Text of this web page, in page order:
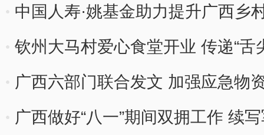
中国人寿·姚基金助力提升广西乡
钦州大马村爱心食堂开业 传递“舌
广西六部门联合发文 加强应急物
广西做好“八一”期间双拥工作 续